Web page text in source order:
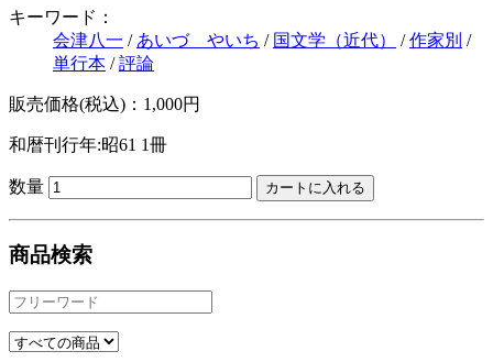
キーワード：
会津八一 / あいづ やいち / 国文学（近代） /作家別 /
単行本 /評論
販売価格(税込)：1,000円
和暦刊行年:昭61 1冊
数量
商品検索